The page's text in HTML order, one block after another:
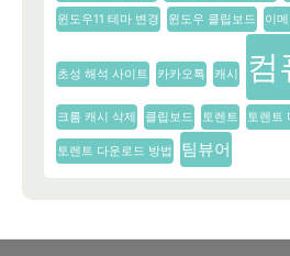
윈도우11 테마 변경 윈도우 클립보드 이메
초성 해석 사이트 카카오톡 캐시 컴
크롬 캐시 삭제 클립보드 토렌트 토렌트
토렌트 다운로드 방법 팀뷰어